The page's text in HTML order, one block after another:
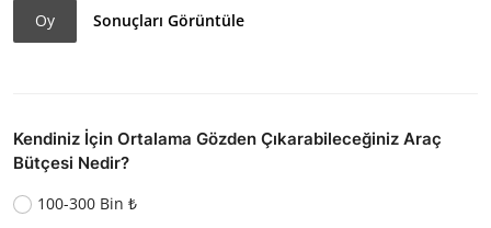
Oy Sonuçları Görüntüle
Kendiniz İçin Ortalama Gözden Çıkarabileceğiniz Araç
Bütçesi Nedir?
100-300 Bin ₺